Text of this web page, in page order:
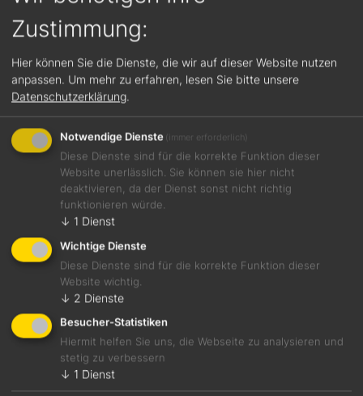
Sehr duftiger Frühlingswein mit einem Bukett von
Holunderblüten, Jasmin und Kerbel und runder, saftiger
Frucht am Gaumen.
Zustimmung:
Hier können Sie die Dienste, die wir auf dieser Website nutzen
anpassen. Um mehr zu erfahren, lesen Sie bitte unsere
Datenschutzerklärung
Notwendige Dienste (immer erforderlich)
Diese Dienste sind für die korrekte Funktion dieser
Website unerlässlich. Sie können sie hier nicht
deaktivieren, da der Dienst sonst nicht richtig
funktionieren würde.
↓ 1 Dienst
Wichtige Dienste
Diese Dienste sind für die korrekte Funktion dieser
Website wichtig.
↓ 2 Dienste
Besucher-Statistiken
Hiermit helfen Sie uns, die Webseite zu analysieren und
stetig zu verbessern
↓ 1 Dienst